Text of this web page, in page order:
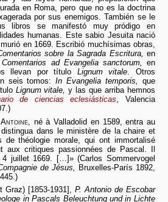
en Roma, pero que no es la doctrina
por sus enemigos. También se le
libros se manifestó muy pródigo en
humanas. Este sabio Jesuita nació
en 1669. Escribió muchísimas obras,
sobre la Sagrada Escritura, en
Comentarios ad Evangelia sanctorum, en
llevan por título Lignum vitale. Otros
seis tomos:In Evangelia temporis, que
Lignum vitale, y las que arriba hemnos
de ciencias eclesiásticas, Valencia
, né à Valladolid en 1589, entra au
dans le ministère de la chaire et
de théologie morale, qui ont immortalisé
aux critiques passionnées de Pascal. Il
juillet 1669. […]» (Carlos Sommervogel
de Jésus,
Bruxelles-París 1892,
Graz) [1853-1931],P. Antonio de Escobar
in Pascals Beleuchtung und in Lichte